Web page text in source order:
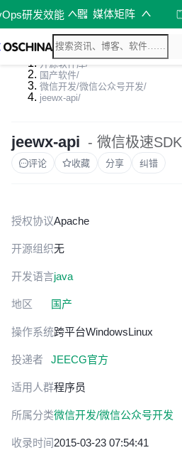
研发效能 媒体矩阵
开源软件库/
国产软件/
微信开发/微信公众号开发/
jeewx-api/
jeewx-api - 微信极速SDK
评论 收藏 分享 纠错
授权协议Apache
开源组织无
开发语言java
地区 国产
操作系统跨平台WindowsLinux
投递者 JEECG官方
适用人群程序员
所属分类微信开发/微信公众号开发
收录时间2015-03-23 07:54:41